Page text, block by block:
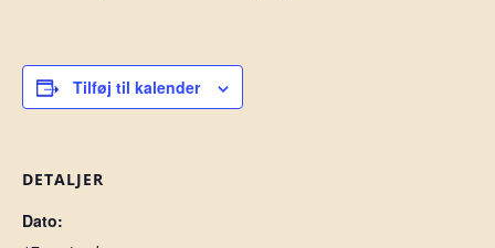
Tilføj til kalender
DETALJER
Dato: